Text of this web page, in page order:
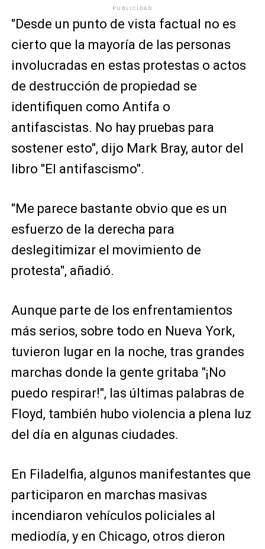
PUBLICIDAD
"Desde un punto de vista factual no es
cierto que la mayoría de las personas
involucradas en estas protestas o actos
de destrucción de propiedad se
identifiquen como Antifa o
antifascistas. No hay pruebas para
sostener esto", dijo Mark Bray, autor del
libro "El antifascismo".
"Me parece bastante obvio que es un
esfuerzo de la derecha para
deslegitimizar el movimiento de
protesta", añadió.
Aunque parte de los enfrentamientos
más serios, sobre todo en Nueva York,
tuvieron lugar en la noche, tras grandes
marchas donde la gente gritaba "¡No
puedo respirar!", las últimas palabras de
Floyd, también hubo violencia a plena luz
del día en algunas ciudades.
En Filadelfia, algunos manifestantes que
participaron en marchas masivas
incendiaron vehículos policiales al
mediodía, y en Chicago, otros dieron